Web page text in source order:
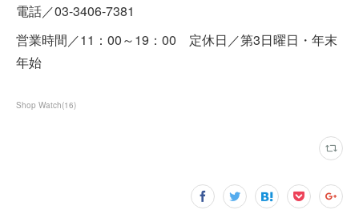
電話／03-3406-7381
営業時間／11：00～19：00 定休日／第3日曜日・年末
年始
Shop Watch(16)